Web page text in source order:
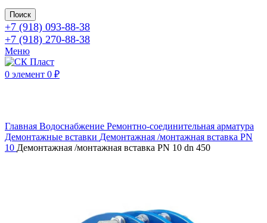
Поиск
+7 (918) 093-88-38
+7 (918) 270-88-38
Меню
0 элемент 0 ₽
Главная Водоснабжение Ремонтно-соединительная арматура
Демонтажные вставки Демонтажная /монтажная вставка PN
10 Демонтажная /монтажная вставка PN 10 dn 450